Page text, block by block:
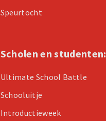
Speurtocht
Scholen en studenten:
Ultimate School Battle
Schooluitje
Introductieweek